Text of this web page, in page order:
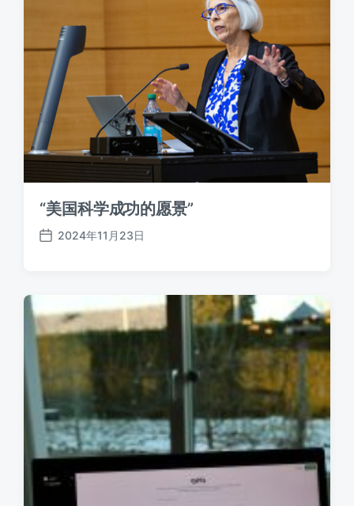
“美国科学成功的愿景”
发
2024年11月23日